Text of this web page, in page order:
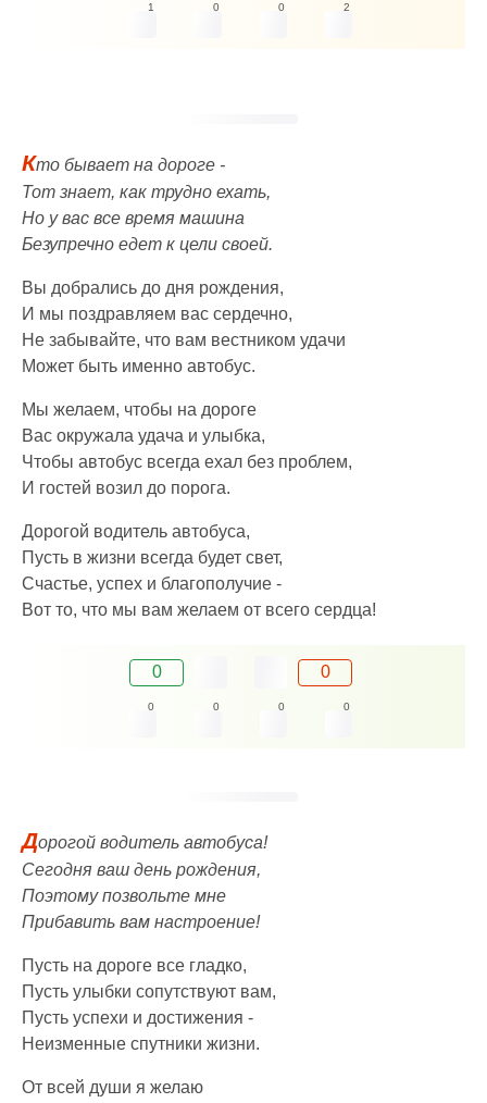
1 0 0 2
Кто бывает на дороге -
Тот знает, как трудно ехать,
Но у вас все время машина
Безупречно едет к цели своей.
Вы добрались до дня рождения,
И мы поздравляем вас сердечно,
Не забывайте, что вам вестником удачи
Может быть именно автобус.
Мы желаем, чтобы на дороге
Вас окружала удача и улыбка,
Чтобы автобус всегда ехал без проблем,
И гостей возил до порога.
Дорогой водитель автобуса,
Пусть в жизни всегда будет свет,
Счастье, успех и благополучие -
Вот то, что мы вам желаем от всего сердца!
0 0
0 0 0 0
Дорогой водитель автобуса!
Сегодня ваш день рождения,
Поэтому позвольте мне
Прибавить вам настроение!
Пусть на дороге все гладко,
Пусть улыбки сопутствуют вам,
Пусть успехи и достижения -
Неизменные спутники жизни.
От всей души я желаю